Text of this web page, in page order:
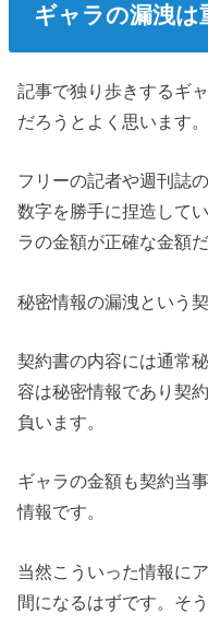
ギャラの漏洩は
記事で独り歩きするギ
だろうとよく思います。
フリーの記者や週刊誌
数字を勝手に捏造して
ラの金額が正確な金額
秘密情報の漏洩という
契約書の内容には通常
容は秘密情報であり契
負います。
ギャラの金額も契約当
情報です。
当然こういった情報に
間になるはずです。そ